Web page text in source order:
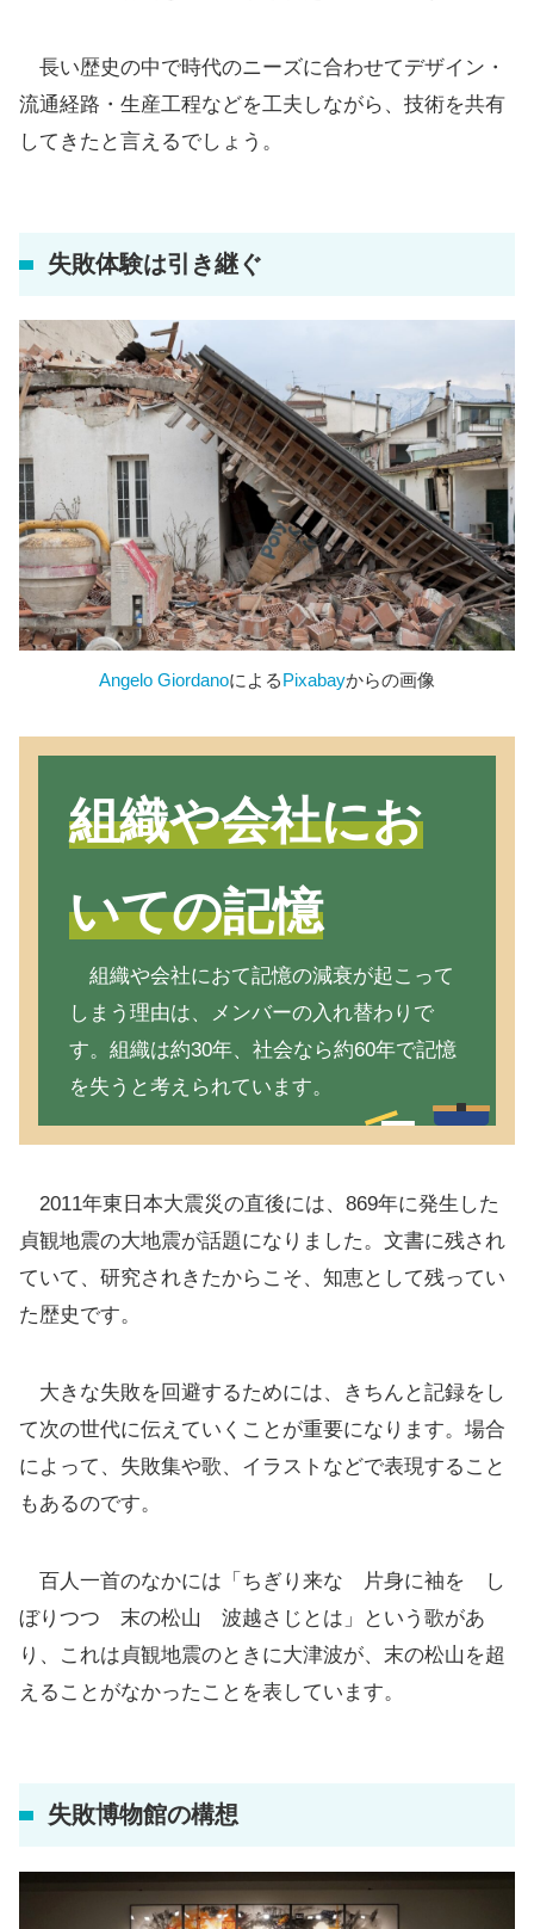
長い歴史の中で時代のニーズに合わせてデザイン・
流通経路・生産工程などを工夫しながら、技術を共有
してきたと言えるでしょう。
失敗体験は引き継ぐ
Angelo GiordanoによるPixabayからの画像
組織や会社にお
いての記憶
組織や会社におて記憶の減衰が起こって
しまう理由は、メンバーの入れ替わりで
す。組織は約30年、社会なら約60年で記憶
を失うと考えられています。
2011年東日本大震災の直後には、869年に発生した
貞観地震の大地震が話題になりました。文書に残され
ていて、研究されきたからこそ、知恵として残ってい
た歴史です。
大きな失敗を回避するためには、きちんと記録をし
て次の世代に伝えていくことが重要になります。場合
によって、失敗集や歌、イラストなどで表現すること
もあるのです。
百人一首のなかには「ちぎり来な 片身に袖を し
ぼりつつ 末の松山 波越さじとは」という歌があ
り、これは貞観地震のときに大津波が、末の松山を超
えることがなかったことを表しています。
失敗博物館の構想